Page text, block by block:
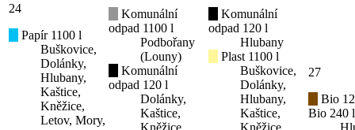
24
Papír 1100 l
Buškovice,
Dolánky,
Hlubany,
Kaštice,
Kněžice,
Letov, Mory,
Komunální
odpad 1100 l
Podbořany
(Louny)
Komunální
odpad 120 l
Dolánky,
Kaštice,
Kněžice,
Komunální
odpad 120 l
Hlubany
Plast 1100 l
Buškovice,
Dolánky,
Hlubany,
Kaštice,
Kněžice,
27
Bio
Bio 240 l